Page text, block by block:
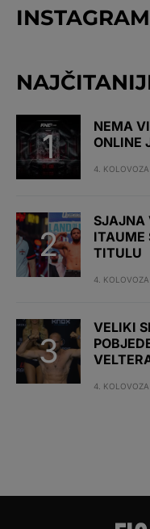
INSTAGRAM
NEMA
ONLINE
4.
SJAJNA
ITAUME
TITULU
4.
VELIKI
4.